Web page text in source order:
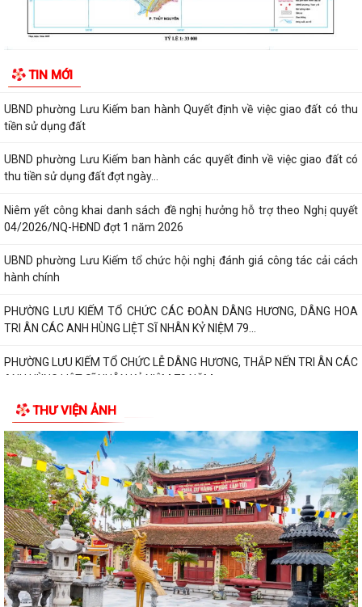
TIN MỚI
CÔNG AN PHƯỜNG LƯU KIẾM HƯỞNG ỨNG THAM GIA CUỘC THI SÁNG
TẠO VIDEO CLIP "TỔ QUỐC BÌNH YÊN"
dịch trên địa bàn phường Lưu Kiếm
UBND phường Lưu Kiếm ban hành Quyết định về việc giao đất có thu
tiền sử dụng đất
UBND phường Lưu Kiếm ban hành các quyết đinh về việc giao đất có
thu tiền sử dụng đất đợt ngày...
Niêm yết công khai danh sách đề nghị hưởng hỗ trợ theo Nghị quyết
04/2026/NQ-HĐND đợt 1 năm 2026
UBND phường Lưu Kiếm tổ chức hội nghị đánh giá công tác cải cách
hành chính
PHƯỜNG LƯU KIẾM TỔ CHỨC CÁC ĐOÀN DÂNG HƯƠNG, DÂNG HOA
TRI ÂN CÁC ANH HÙNG LIỆT SĨ NHÂN KỶ NIỆM 79...
PHƯỜNG LƯU KIẾM TỔ CHỨC LỄ DÂNG HƯƠNG, THẮP NẾN TRI ÂN CÁC
ANH HÙNG LIỆT SĨ NHÂN KỶ NIỆM 79 NĂM...
QUY ĐỊNH SỐ 208-QĐ/TW VỀ THI HÀNH ĐIỀU LỆ ĐẢNG
Báo Đại biểu nhân dân đưa tin: Phường Lưu Kiếm triển khai “Kỳ họp số”
nâng cao hiệu quả hoạt động...
UBND phường Lưu Kiếm ban hành Kế hoạch Triển khai các hoạt động
thông tin, truyền thông y tế trên...
UBND phường Lưu Kiếm thông báo Về việc niêm yết công khai kết quả
kiểm tra hồ sơ đăng ký, cấp Giấy...
Kế hoạch Tuyên truyền Hội nghị công bố các Quyết định của Thủ tướng
THƯ VIỆN ẢNH